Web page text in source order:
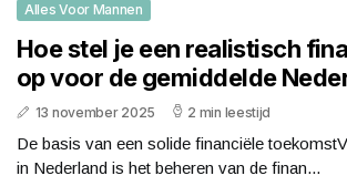
Alles Voor Mannen
Hoe stel je een realistisch
op voor de gemiddelde
13 november 2025 2 min leestijd
De basis van een solide financiële
in Nederland is het beheren van de finan...